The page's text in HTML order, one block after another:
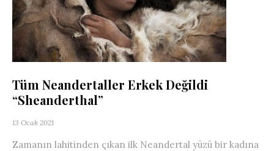
Tüm Neandertaller Erkek Değildi
“Sheanderthal”
13 Ocak 2021
Zamanın lahitinden çıkan ilk Neandertal yüzü bir kadına